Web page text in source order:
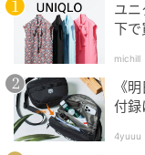
出典：ZOZO
ユ
下で
michill
《
付録
4yuuu